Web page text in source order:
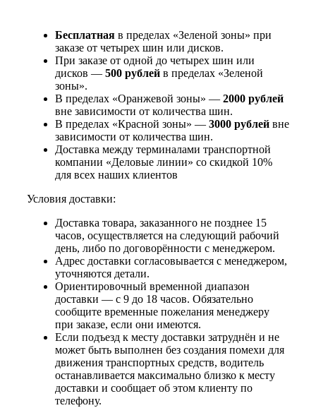
Бесплатная в пределах «Зеленой зоны» при
заказе от четырех шин или дисков.
При заказе от одной до четырех шин или
дисков — 500 рублей в пределах «Зеленой
зоны».
В пределах «Оранжевой зоны» — 2000 рублей
вне зависимости от количества шин.
В пределах «Красной зоны» — 3000 рублей вне
зависимости от количества шин.
Доставка между терминалами транспортной
компании «Деловые линии» со скидкой 10%
для всех наших клиентов
Условия доставки:
Доставка товара, заказанного не позднее 15
часов, осуществляется на следующий рабочий
день, либо по договорённости с менеджером.
Адрес доставки согласовывается с менеджером,
уточняются детали.
Ориентировочный временной диапазон
доставки — с 9 до 18 часов. Обязательно
сообщите временные пожелания менеджеру
при заказе, если они имеются.
Если подъезд к месту доставки затруднён и не
может быть выполнен без создания помехи для
движения транспортных средств, водитель
останавливается максимально близко к месту
доставки и сообщает об этом клиенту по
телефону.